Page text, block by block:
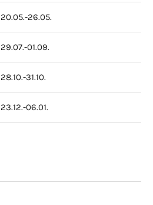
20.05.-26.05.
29.07.-01.09.
28.10.-31.10.
23.12.-06.01.